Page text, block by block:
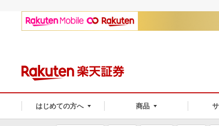
はじめての方へ 商品